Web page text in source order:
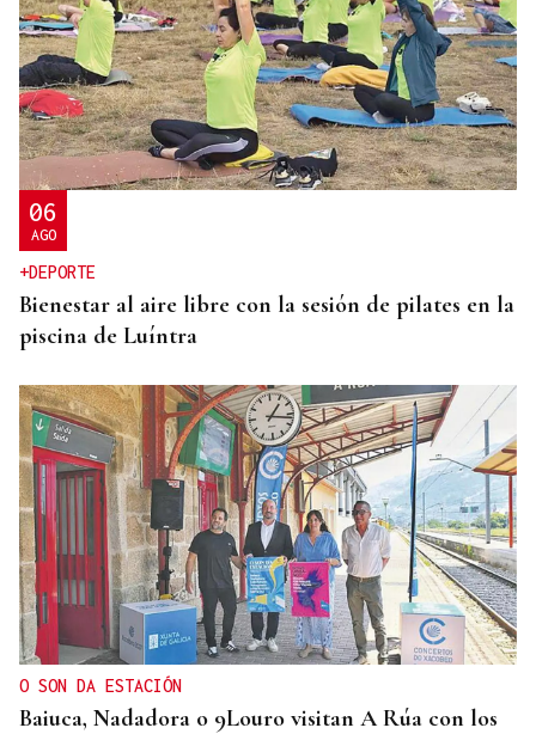
ENTREVISTA
Jorge Vázquez: "Nuestro objetivo a 2028 es crecer
creando valor para el accionista y para el equipo
que lo hace posible"
06
AGO
+DEPORTE
Bienestar al aire libre con la sesión de pilates en la
piscina de Luíntra
O SON DA ESTACIÓN
Baiuca, Nadadora o 9Louro visitan A Rúa con los